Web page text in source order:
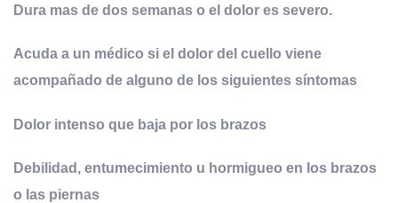
Dura mas de dos semanas o el dolor es severo.
Acuda a un médico si el dolor del cuello viene
acompañado de alguno de los siguientes síntomas
Dolor intenso que baja por los brazos
Debilidad, entumecimiento u hormigueo en los brazos
o las piernas